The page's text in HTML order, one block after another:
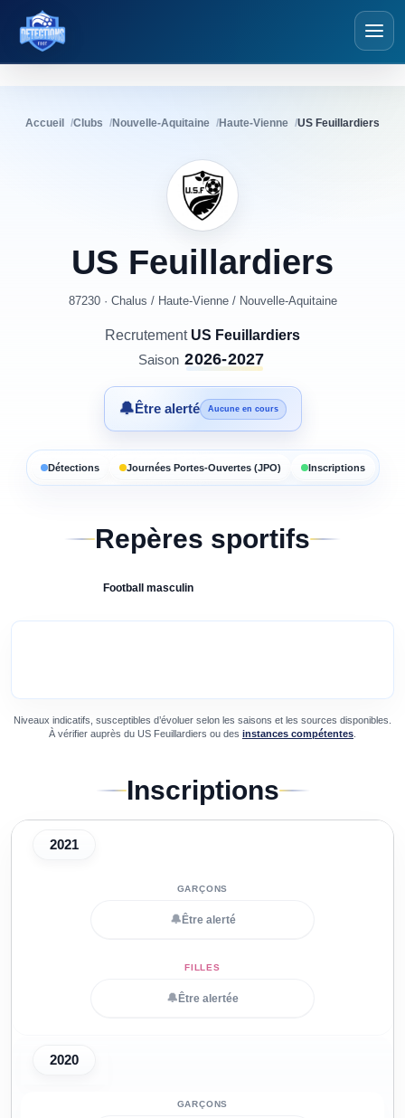
Détections Foot
Accueil Clubs Nouvelle-Aquitaine Haute-Vienne US Feuillardiers
US Feuillardiers
87230 · Chalus / Haute-Vienne/ Nouvelle-Aquitaine
Recrutement US Feuillardiers
Saison 2026-2027
🔔Être alerté Aucune en cours
Détections Journées Portes-Ouvertes (JPO) Inscriptions
Repères sportifs
Football masculin
Niveaux indicatifs, susceptibles d’évoluer selon les saisons et les sources disponibles.
À vérifier auprès du US Feuillardiers ou des instances compétentes
Inscriptions
2021
🔔 Être alerté
🔔 Être alertée
2020